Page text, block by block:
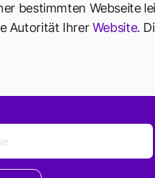
bestimmten Webseite
Autorität IhrerWebsite.